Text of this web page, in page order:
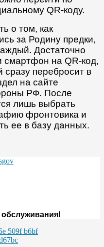
QR-коду.
о том, как
за Родину предки,
Достаточно
смартфон на QR-код,
сразу перебросит в
на сайте
РФ. После
лишь выбрать
фронтовика и
ее в базу данных.
обслуживания!